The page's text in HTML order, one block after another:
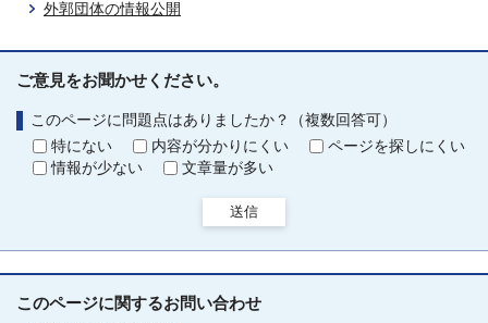
外郭団体の情報公開
ご意見をお聞かせください。
このページに問題点はありましたか？（複数回答可）
特にない
内容が分かりにくい
ページを探しにくい
情報が少ない
文章量が多い
送信
このページに関するお問い合わせ